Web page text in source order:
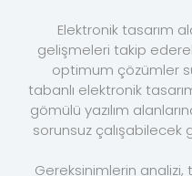
Elektronik tasarım
gelişmeleri takip
optimum çözümler
tabanlı elektronik
gömülü yazılım
sorunsuz çalışabilecek
Gereksinimlerin analizi,